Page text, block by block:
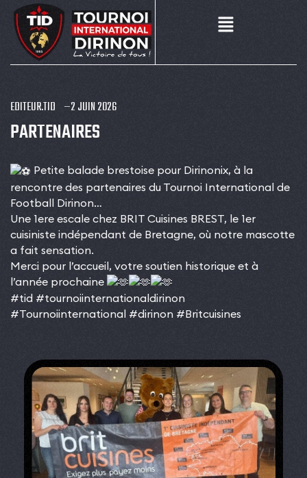
EDITEUR.TID 2 JUIN 2026
PARTENAIRES
Petite balade brestoise pour Dirinonix, à la
rencontre des partenaires du Tournoi International de
Football Dirinon…
Une 1ere escale chez BRIT Cuisines BREST, le 1er
cuisiniste indépendant de Bretagne, où notre mascotte
a fait sensation.
Merci pour l’accueil, votre soutien historique et à
l’année prochaine
#tid #tournoiinternationaldirinon
#Tournoiinternational #dirinon #Britcuisines